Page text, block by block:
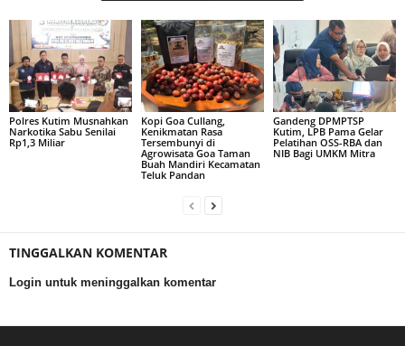
Polres Kutim Musnahkan
Narkotika Sabu Senilai
Rp1,3 Miliar
Kopi Goa Cullang,
Kenikmatan Rasa
Tersembunyi di
Agrowisata Goa Taman
Buah Mandiri Kecamatan
Teluk Pandan
Gandeng DPMPTSP
Kutim, LPB Pama Gelar
Pelatihan OSS-RBA dan
NIB Bagi UMKM Mitra
TINGGALKAN KOMENTAR
Login untuk meninggalkan komentar